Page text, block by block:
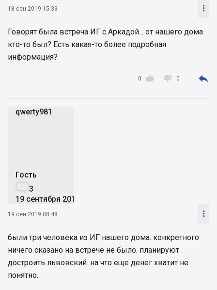
18 сен 2019 15:33 
Говорят была встреча ИГ с Аркадой... от нашего дома
кто-то был? Есть какая-то более подробная
информация?

0  0 
qwerty981
Гость
3
19 сентября 2019
19 сен 2019 08:48 
были три человека из ИГ нашего дома. конкретного
ничего сказано на встрече не было. планируют
достроить львовский. на что еще денег хватит не
понятно.